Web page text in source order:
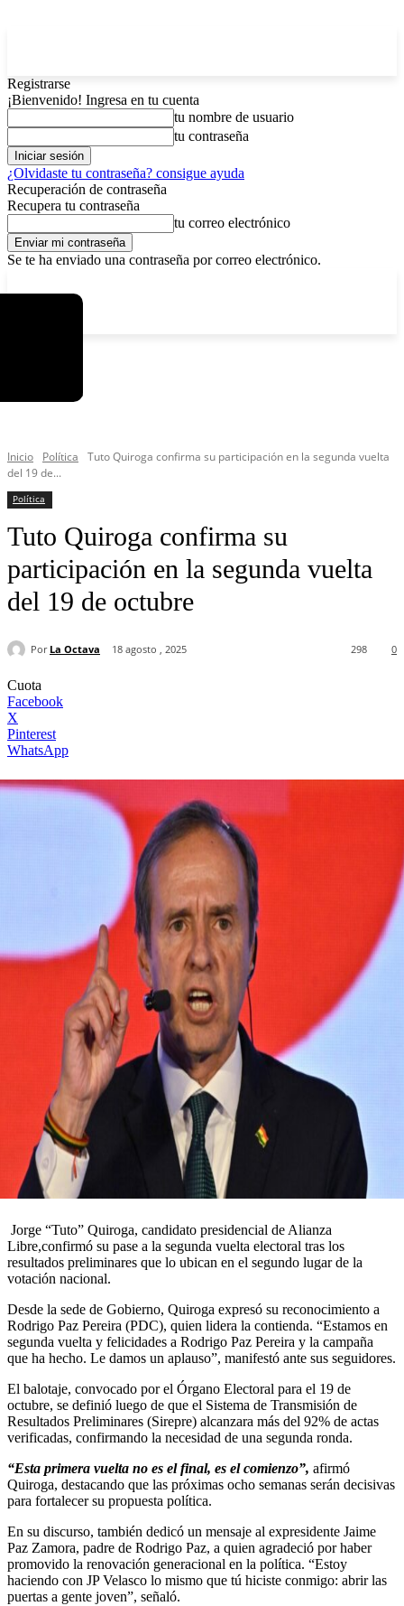
Registrarse
¡Bienvenido! Ingresa en tu cuenta
tu nombre de usuario
tu contraseña
¿Olvidaste tu contraseña? consigue ayuda
Recuperación de contraseña
Recupera tu contraseña
tu correo electrónico
Se te ha enviado una contraseña por correo electrónico.
Inicio Política
Tuto Quiroga confirma su participación en la segunda vuelta
del 19 de...
Política
Tuto Quiroga confirma su
participación en la segunda vuelta
del 19 de octubre
Por La Octava 18 agosto , 2025 0
298
Cuota
Facebook
X
Pinterest
WhatsApp
Jorge “Tuto” Quiroga, candidato presidencial de Alianza
Libre,confirmó su pase a la segunda vuelta electoral tras los
resultados preliminares que lo ubican en el segundo lugar de la
votación nacional.
Desde la sede de Gobierno, Quiroga expresó su reconocimiento a
Rodrigo Paz Pereira (PDC), quien lidera la contienda. “Estamos en
segunda vuelta y felicidades a Rodrigo Paz Pereira y la campaña
que ha hecho. Le damos un aplauso”, manifestó ante sus seguidores.
El balotaje, convocado por el Órgano Electoral para el 19 de
octubre, se definió luego de que el Sistema de Transmisión de
Resultados Preliminares (Sirepre) alcanzara más del 92% de actas
verificadas, confirmando la necesidad de una segunda ronda.
“Esta primera vuelta no es el final, es el comienzo”, afirmó
Quiroga, destacando que las próximas ocho semanas serán decisivas
para fortalecer su propuesta política.
En su discurso, también dedicó un mensaje al expresidente Jaime
Paz Zamora, padre de Rodrigo Paz, a quien agradeció por haber
promovido la renovación generacional en la política. “Estoy
haciendo con JP Velasco lo mismo que tú hiciste conmigo: abrir las
puertas a gente joven”, señaló.